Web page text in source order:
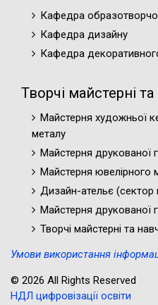
Кафедра
Кафедра дизайну
Кафедра
Творчі майстерні та
Майстерня художньої
металу
Майстерня друкованої
Майстерня ювелірного
Дизайн-ательє (cектор
Майстерня друкованої
Творчі майстерні та
Умови використання
© 2026 All Rights Reserved
НДЛ цифровізації освіти